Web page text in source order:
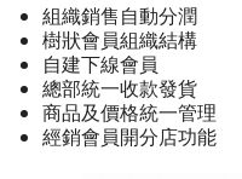
組織銷售自動分潤
樹狀會員組織結構
自建下線會員
總部統一收款發貨
商品及價格統一管理
經銷會員開分店功能